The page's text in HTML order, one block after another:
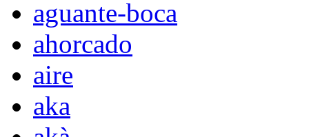
aguante-boca
ahorcado
aire
aka